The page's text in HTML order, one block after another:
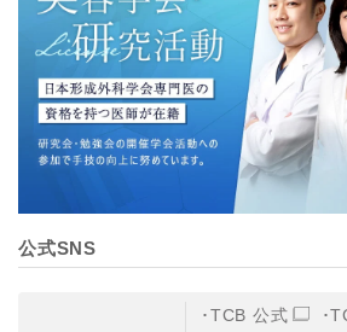
TCBグループは、取り扱う個人情報
に蓄積・保管し、当該個人情報へ
失・破壊・改ざんおよび漏洩等を防
つ適切な組織的・人的・物理的・技
ます。
【個人情報の共同利用について】
TCBグループは、【利用目的】達成
得情報を共同して利用することがあ
なお、共同利用にあたっては、一般
す。
一般社団法人メディカルアライアンス
公式SNS
TCB 公式